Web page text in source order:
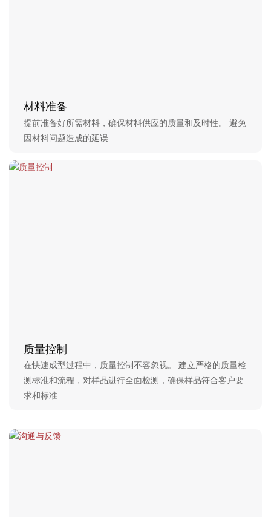
材料准备
提前准备好所需材料，确保材料供应的质量和及时性。 避免
因材料问题造成的延误
质量控制
在快速成型过程中，质量控制不容忽视。 建立严格的质量检
测标准和流程，对样品进行全面检测，确保样品符合客户要
求和标准